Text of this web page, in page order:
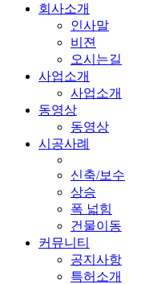
회사소개
인사말
비젼
오시는길
사업소개
사업소개
동영상
동영상
시공사례
신축/보수
상승
폭 넓힘
건물이동
커뮤니티
공지사항
특허소개